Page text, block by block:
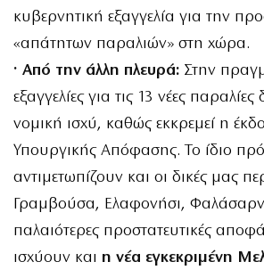
κυβερνητική εξαγγελία για την
«απάτητων παραλιών» στη χώρα.
· Από την άλλη πλευρά: Στην
εξαγγελίες για τις 13 νέες
νομική ισχύ, καθώς εκκρεμεί η
Υπουργικής Απόφασης. Το ίδιο
αντιμετωπίζουν και οι δικές μας
Γραμβούσα, Ελαφονήσι,
παλαιότερες προστατευτικές
ισχύουν και η νέα εγκεκριμένη